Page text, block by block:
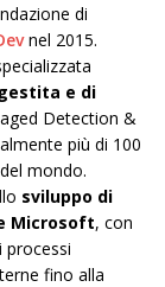
di
nel 2015.
e di
Detection &
più di 100
mondo.
sviluppo di
Microsoft, con
processi
fino alla